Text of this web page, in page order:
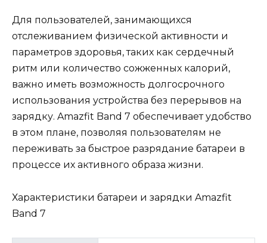
Для пользователей, занимающихся
отслеживанием физической активности и
параметров здоровья, таких как сердечный
ритм или количество сожженных калорий,
важно иметь возможность долгосрочного
использования устройства без перерывов на
зарядку. Amazfit Band 7 обеспечивает удобство
в этом плане, позволяя пользователям не
переживать за быстрое разрядание батареи в
процессе их активного образа жизни.
Характеристики батареи и зарядки Amazfit
Band 7